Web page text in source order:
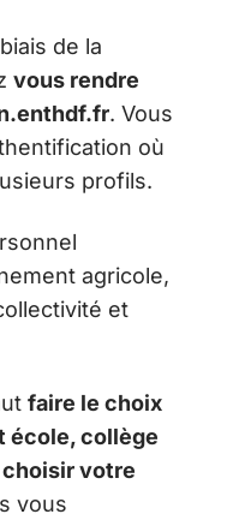
de la
vous rendre
. Vous
où
profils.
agricole,
et
faire le choix
école, collège
choisir votre
vous